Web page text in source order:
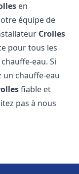
en
équipe de
Crolles
pour tous les
eau. Si
un chauffe-eau
fiable et
pas à nous